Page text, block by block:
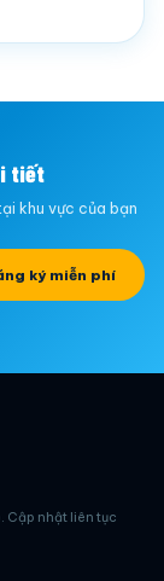
tiết
khu vực của bạn
ký miễn phí
Cập nhật liên tục